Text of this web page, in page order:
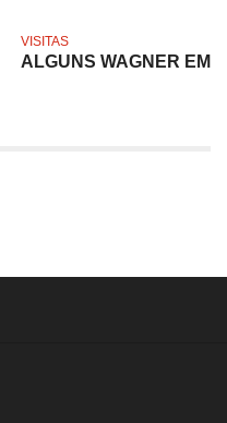
VISITAS
ALGUNS WAGNER EM